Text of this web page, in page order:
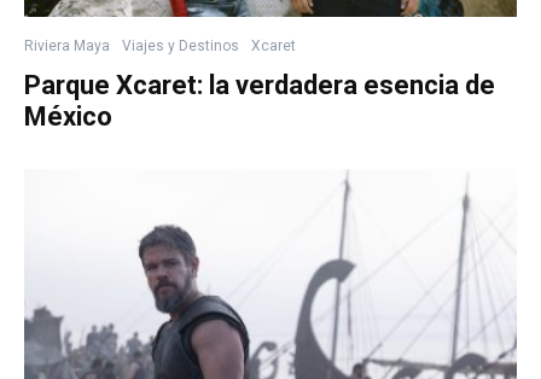
Riviera Maya Viajes y Destinos Xcaret
Parque Xcaret: la verdadera esencia de
México